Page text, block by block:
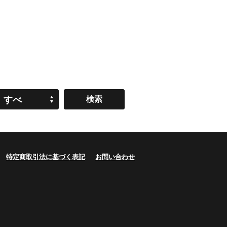
すべ
特定商取引法に基づく表記 お問い合わせ